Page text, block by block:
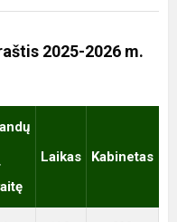
2025-2026 m.
Laikas Kabinetas